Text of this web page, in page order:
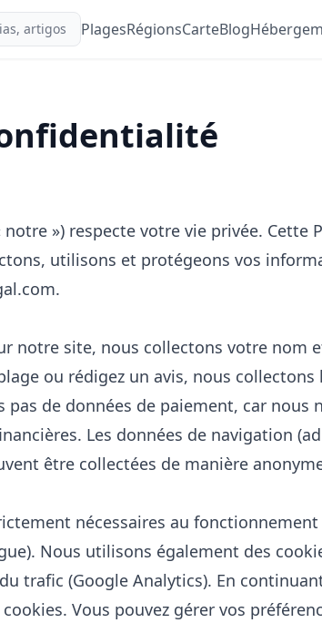
PlagesRégionsCarteBlog
notre ») respecte votre vie privée.
utilisons et protégeons vos
notre site, nous collectons votre nom
ou rédigez un avis, nous
pas de données de paiement, car nous
Les données de navigation
être collectées de manière
nécessaires au
Nous utilisons également des
trafic (Google Analytics). En
Vous pouvez gérer vos